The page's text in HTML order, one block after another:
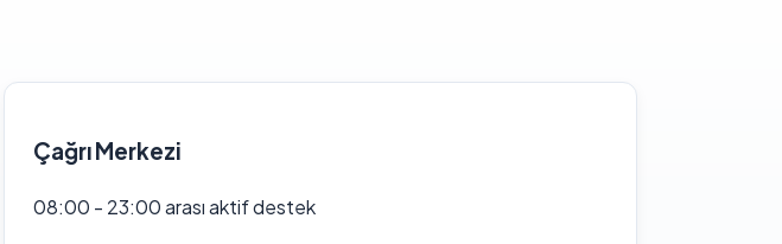
Çağrı Merkezi
08:00 - 23:00 arası aktif destek